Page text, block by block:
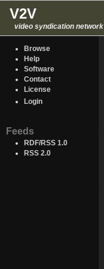
V2V
video syndication network
Browse
Help
Software
Contact
License
Login
Feeds
RDF/RSS 1.0
RSS 2.0